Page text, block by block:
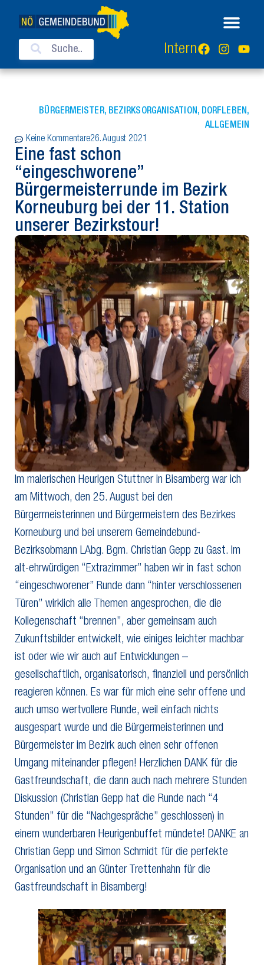
Intern
BÜRGERMEISTER, BEZIRKSORGANISATION , DORFLEBEN ,
ALLGEMEIN
Keine Kommentare26. August 2021
Eine fast schon
“eingeschworene”
Bürgermeisterrunde im Bezirk
Korneuburg bei der 11. Station
unserer Bezirkstour!
Im malerischen Heurigen Stuttner in Bisamberg war ich
am Mittwoch, den 25. August bei den
Bürgermeisterinnen und Bürgermeistern des Bezirkes
Korneuburg und bei unserem Gemeindebund-
Bezirksobmann LAbg. Bgm. Christian Gepp zu Gast. Im
alt-ehrwürdigen “Extrazimmer” haben wir in fast schon
“eingeschworener” Runde dann “hinter verschlossenen
Türen” wirklich alle Themen angesprochen, die die
Kollegenschaft “brennen”, aber gemeinsam auch
Zukunftsbilder entwickelt, wie einiges leichter machbar
ist oder wie wir auch auf Entwicklungen –
gesellschaftlich, organisatorisch, finanziell und persönlich
reagieren können. Es war für mich eine sehr offene und
auch umso wertvollere Runde, weil einfach nichts
ausgespart wurde und die Bürgermeisterinnen und
Bürgermeister im Bezirk auch einen sehr offenen
Umgang miteinander pflegen! Herzlichen DANK für die
Gastfreundschaft, die dann auch nach mehrere Stunden
Diskussion (Christian Gepp hat die Runde nach “4
Stunden” für die “Nachgespräche” geschlossen) in
einem wunderbaren Heurigenbuffet mündete! DANKE an
Christian Gepp und Simon Schmidt für die perfekte
Organisation und an Günter Trettenhahn für die
Gastfreundschaft in Bisamberg!